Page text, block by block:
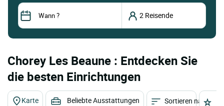
Chorey Les Beaune : Entdecken Sie
die besten Einrichtungen
Karte Beliebte Ausstattungen Sortieren nach